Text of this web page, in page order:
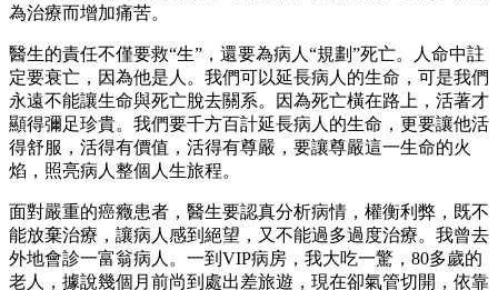
為治療而增加痛苦。
醫生的責任不僅要救“生”，還要為病人“規劃”死亡。人命中註
定要衰亡，因為他是人。我們可以延長病人的生命，可是我們
永遠不能讓生命與死亡脫去關系。因為死亡橫在路上，活著才
顯得彌足珍貴。我們要千方百計延長病人的生命，更要讓他活
得舒服，活得有價值，活得有尊嚴，要讓尊嚴這一生命的火
焰，照亮病人整個人生旅程。
面對嚴重的癌癥患者，醫生要認真分析病情，權衡利弊，既不
能放棄治療，讓病人感到絕望，又不能過多過度治療。我曾去
外地會診一富翁病人。一到VIP病房，我大吃一驚，80多歲的
老人，據說幾個月前尚到處出差旅遊，現在卻氣管切開，依靠